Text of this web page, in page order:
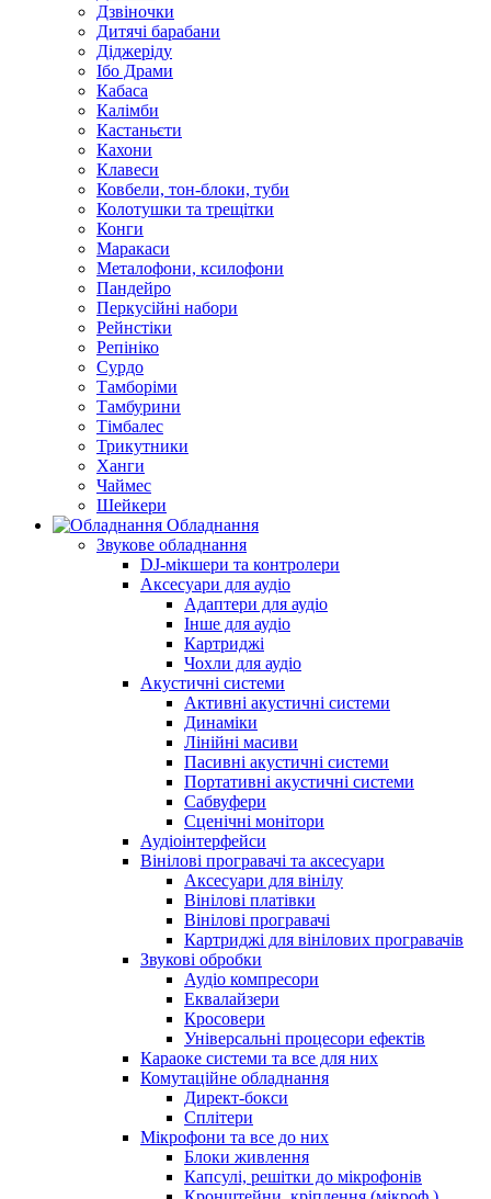
Дзвіночки
Дитячі барабани
Діджеріду
Ібо Драми
Кабаса
Калімби
Кастаньєти
Кахони
Клавеси
Ковбели, тон-блоки, туби
Колотушки та трещітки
Конги
Маракаси
Металофони, ксилофони
Пандейро
Перкусійні набори
Рейнстіки
Репініко
Сурдо
Тамборіми
Тамбурини
Тімбалес
Трикутники
Ханги
Чаймес
Шейкери
Обладнання
Звукове обладнання
DJ-мікшери та контролери
Аксесуари для аудіо
Адаптери для аудіо
Інше для аудіо
Картриджі
Чохли для аудіо
Акустичні системи
Активні акустичні системи
Динаміки
Лінійні масиви
Пасивні акустичні системи
Портативні акустичні системи
Сабвуфери
Сценічні монітори
Аудіоінтерфейси
Вінілові програвачі та аксесуари
Аксесуари для вінілу
Вінілові платівки
Вінілові програвачі
Картриджі для вінілових програвачів
Звукові обробки
Аудіо компресори
Еквалайзери
Кросовери
Універсальні процесори ефектів
Караоке системи та все для них
Комутаційне обладнання
Директ-бокси
Сплітери
Мікрофони та все до них
Блоки живлення
Капсулі, решітки до мікрофонів